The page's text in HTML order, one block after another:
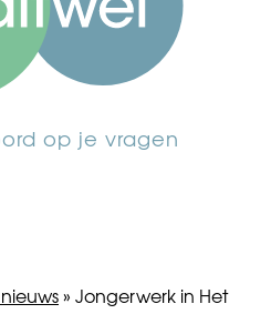
op je vragen
» Jongerwerk in Het